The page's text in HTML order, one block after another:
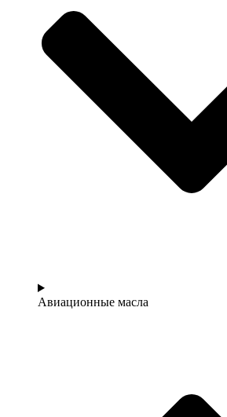
Авиационные масла